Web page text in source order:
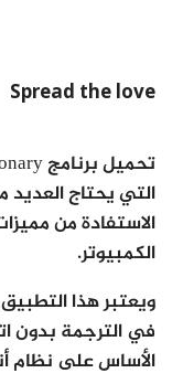
Spread the love
التي يحتاج
الاستفادة من
الكمبيوتر.
ويعتبر هذا
في الترجمة بدون
الأساس على نظام